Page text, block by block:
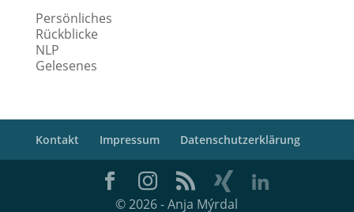
Persönliches
Rückblicke
NLP
Gelesenes
Kontakt Impressum Datenschutzerklärung
© 2026 - Anja Mýrdal